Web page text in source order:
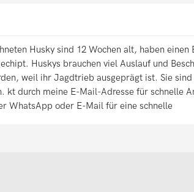
Husky sind 12 Wochen alt, haben
Huskys brauchen viel Auslauf und
weil ihr Jagdtrieb ausgeprägt ist. Sie
kt durch meine E-Mail-Adresse für schnelle
WhatsApp oder E-Mail für eine schnelle